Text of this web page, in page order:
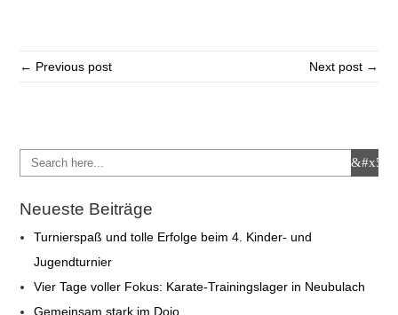
← Previous post Next post →
Neueste Beiträge
Turnierspaß und tolle Erfolge beim 4. Kinder- und
Jugendturnier
Vier Tage voller Fokus: Karate-Trainingslager in Neubulach
Gemeinsam stark im Dojo